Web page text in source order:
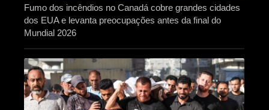
Fumo dos incêndios no Canadá cobre grandes cidades
dos EUA e levanta preocupações antes da final do
Mundial 2026